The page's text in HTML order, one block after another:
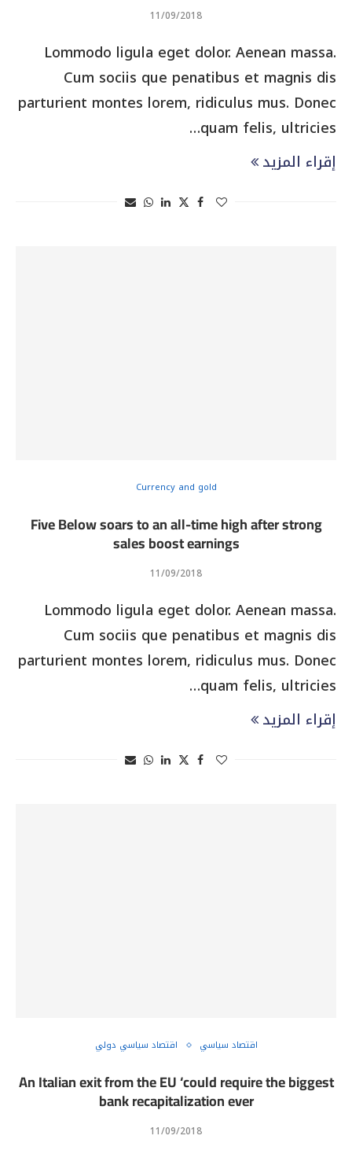
11/09/2018
Lommodo ligula eget dolor. Aenean massa.
Cum sociis que penatibus et magnis dis
parturient montes lorem, ridiculus mus. Donec
quam felis, ultricies…
إقراء المزيد
Currency and gold
Five Below soars to an all-time high after strong
sales boost earnings
11/09/2018
Lommodo ligula eget dolor. Aenean massa.
Cum sociis que penatibus et magnis dis
parturient montes lorem, ridiculus mus. Donec
quam felis, ultricies…
إقراء المزيد
اقتصاد سياسي اقتصاد سياسي دولي
An Italian exit from the EU ‘could require the biggest
bank recapitalization ever
11/09/2018